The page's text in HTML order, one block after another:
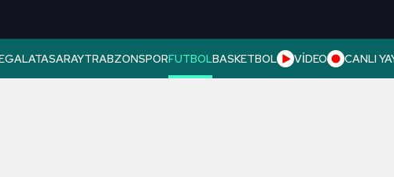
GALATASARAYTRABZONSPORFUTBOLBASKETBOL VİDEO CANLI